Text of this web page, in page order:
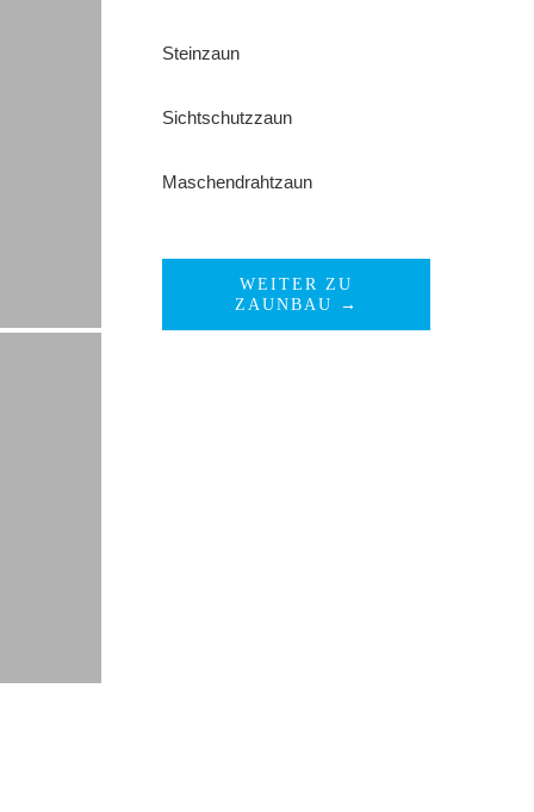
Steinzaun
Sichtschutzzaun
Maschendrahtzaun
WEITER ZU
ZAUNBAU →